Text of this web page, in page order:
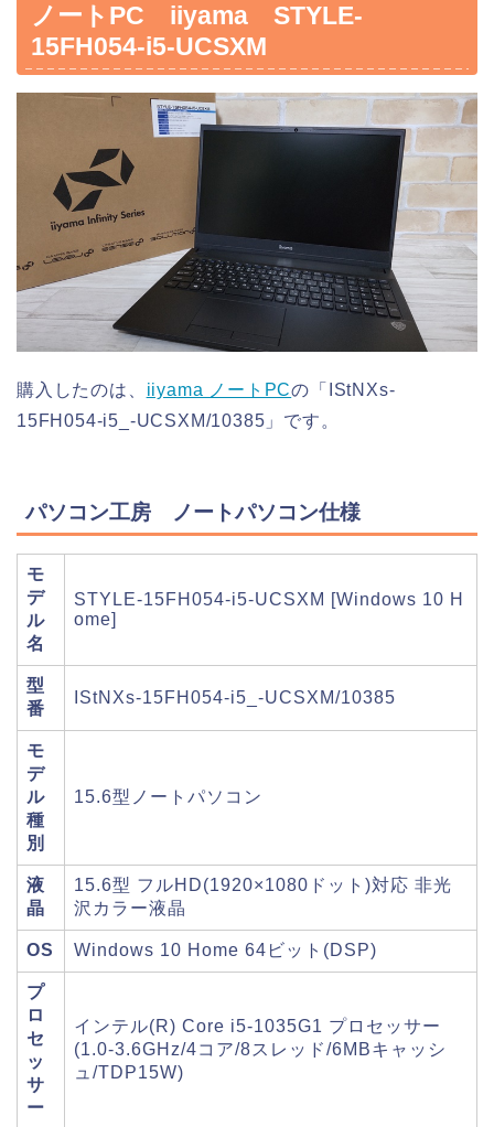
ノートPC iiyama STYLE-
15FH054-i5-UCSXM
購入したのは、 iiyama ノートPCの「IStNXs-
15FH054-i5_-UCSXM/10385」です。
パソコン工房 ノートパソコン仕様
モ
デ
ル
名
STYLE-15FH054-i5-UCSXM [Windows 10 H
ome]
型
番
IStNXs-15FH054-i5_-UCSXM/10385
モ
デ
ル
種
別
15.6型ノートパソコン
液
晶
15.6型 フルHD(1920×1080ドット)対応 非光
沢カラー液晶
OS Windows 10 Home 64ビット(DSP)
プ
ロ
セ
ッ
サ
ー
インテル(R) Core i5-1035G1 プロセッサー
(1.0-3.6GHz/4コア/8スレッド/6MBキャッシ
ュ/TDP15W)